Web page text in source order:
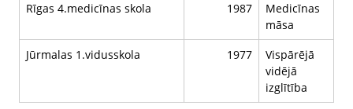
Rīgas 4.medicīnas skola
1987
Medicīnas
māsa
Jūrmalas 1.vidusskola
1977
Vispārējā
vidējā
izglītība